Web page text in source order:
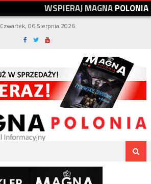
WSPIERAJMAGNAPOLONIA
Czwartek, 06 Sierpnia 2026